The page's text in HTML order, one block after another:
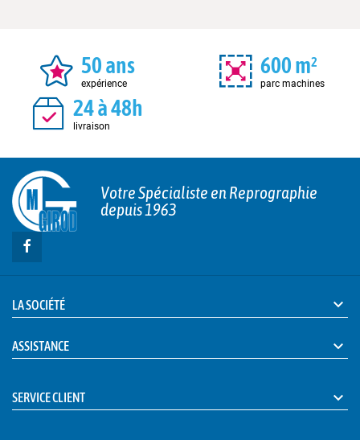
50 ans
expérience
600 m²
parc machines
24 à 48h
livraison
Votre Spécialiste en Reprographie
depuis 1963
LA SOCIÉTÉ 
ASSISTANCE 
SERVICE CLIENT 